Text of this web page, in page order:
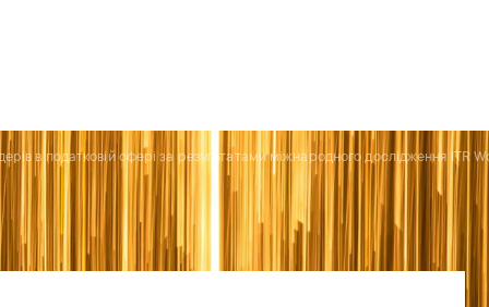
в податковій сфері за результатами міжнародного дослідження ITR